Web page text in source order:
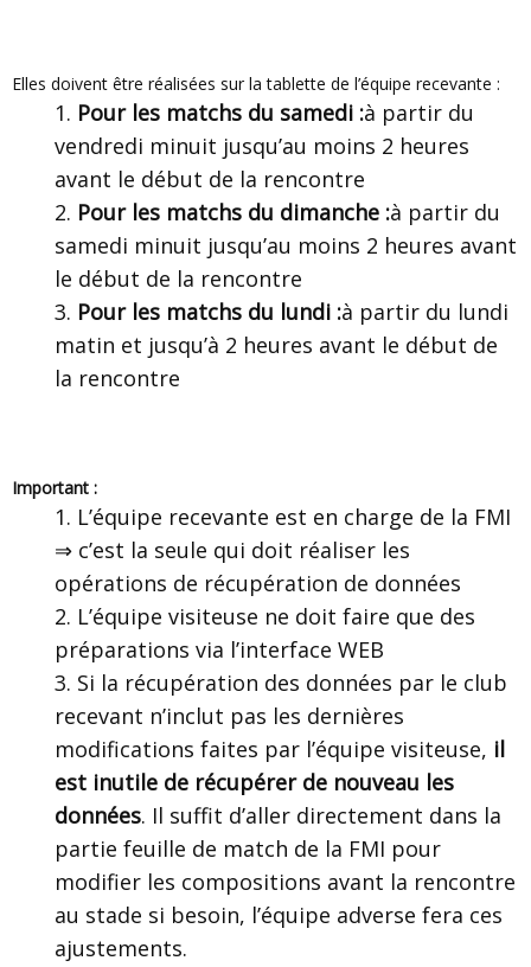
Elles doivent être réalisées sur la tablette de l’équipe recevante :
Pour les matchs du samedi :à partir du
vendredi minuit jusqu’au moins 2 heures
avant le début de la rencontre
Pour les matchs du dimanche :à partir du
samedi minuit jusqu’au moins 2 heures avant
le début de la rencontre
Pour les matchs du lundi :à partir du lundi
matin et jusqu’à 2 heures avant le début de
la rencontre
Important :
L’équipe recevante est en charge de la FMI
⇒ c’est la seule qui doit réaliser les
opérations de récupération de données
L’équipe visiteuse ne doit faire que des
préparations via l’interface WEB
Si la récupération des données par le club
recevant n’inclut pas les dernières
modifications faites par l’équipe visiteuse, il
est inutile de récupérer de nouveau les
données. Il suffit d’aller directement dans la
partie feuille de match de la FMI pour
modifier les compositions avant la rencontre
au stade si besoin, l’équipe adverse fera ces
ajustements.